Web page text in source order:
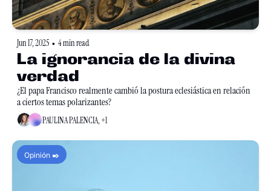
Jun 17, 2025 • 4 min read
La ignorancia de la divina
verdad
¿El papa Francisco realmente cambió la postura eclesiástica en relación
a ciertos temas polarizantes?
PAULINA PALENCIA, +1
Opinión ✒️